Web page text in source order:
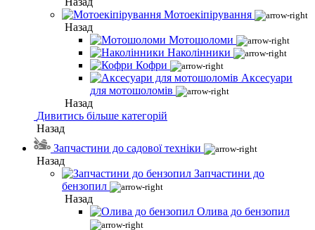
Мотоекіпірування
Назад
Мотошоломи
Наколінники
Кофри
Аксесуари
для мотошоломів
Назад
Дивитись більше категорій
Назад
Запчастини до садової техніки
Назад
Запчастини до
бензопил
Назад
Олива до бензопил